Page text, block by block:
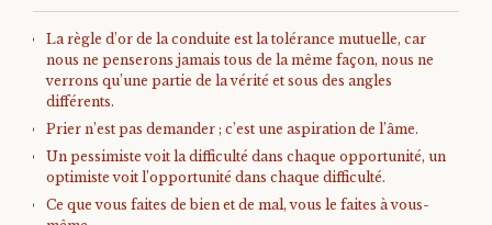
Amour
Emotions
La règle d’or de la conduite est la tolérance mutuelle, car
nous ne penserons jamais tous de la même façon, nous ne
verrons qu’une partie de la vérité et sous des angles
différents.
Prier n’est pas demander ; c’est une aspiration de l’âme.
Un pessimiste voit la difficulté dans chaque opportunité, un
optimiste voit l’opportunité dans chaque difficulté.
Ce que vous faites de bien et de mal, vous le faites à vous-